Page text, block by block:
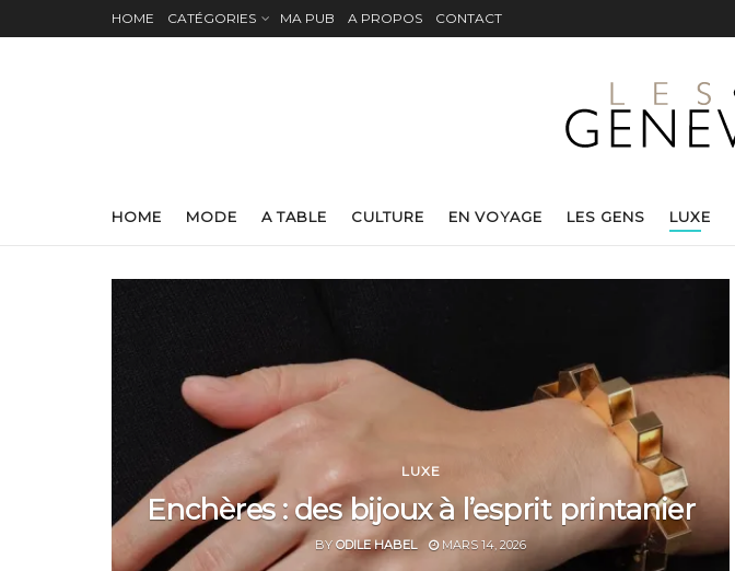
HOME CATÉGORIES MA PUB A PROPOS CONTACT
HOME MODE A TABLE CULTURE EN VOYAGE LES GENS LUXE
LUXE
Enchères : des bijoux à l’esprit printanier
BY ODILE HABEL MARS 14, 2026